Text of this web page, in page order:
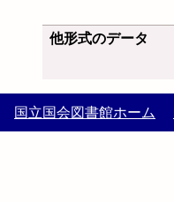
他形式のデータ
国立国会図書館ホーム